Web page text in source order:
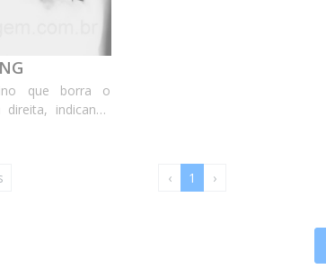
que borra o
indicando
da doença. A
‹ 1 ›